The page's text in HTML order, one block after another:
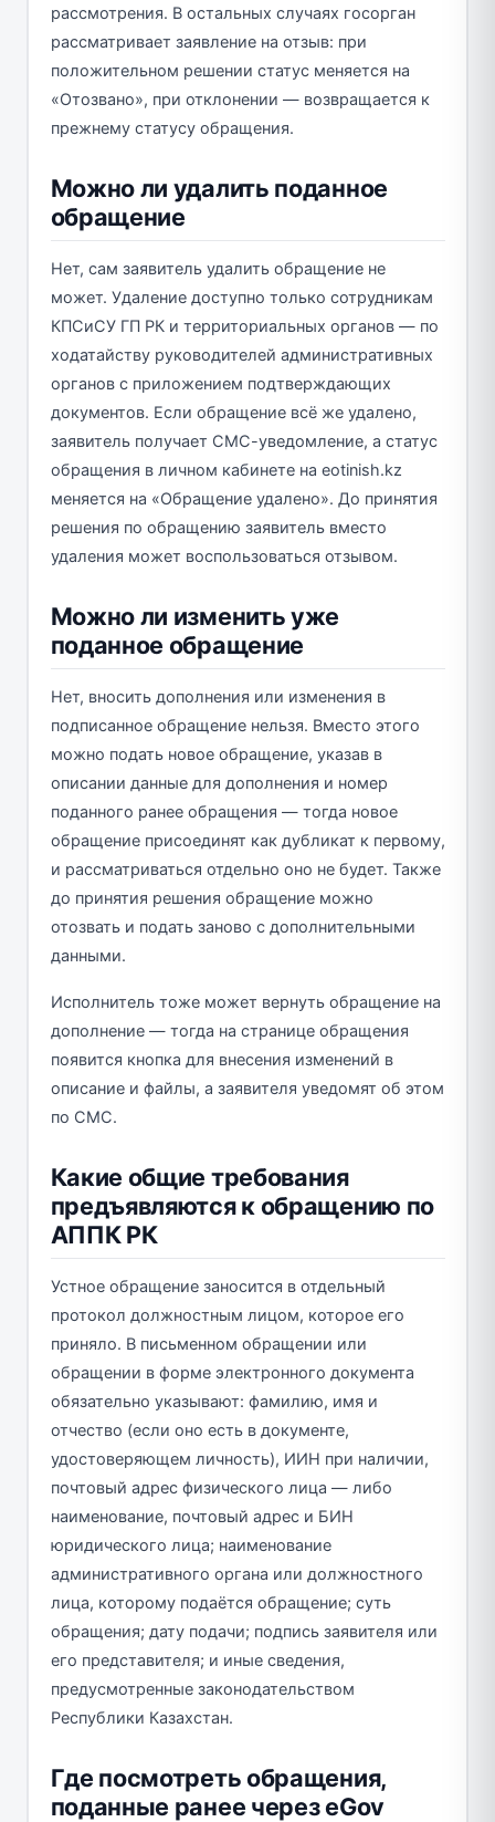
рассмотрения. В остальных случаях госорган
рассматривает заявление на отзыв: при
положительном решении статус меняется на
«Отозвано», при отклонении — возвращается к
прежнему статусу обращения.
Можно ли удалить поданное
обращение
Нет, сам заявитель удалить обращение не
может. Удаление доступно только сотрудникам
КПСиСУ ГП РК и территориальных органов — по
ходатайству руководителей административных
органов с приложением подтверждающих
документов. Если обращение всё же удалено,
заявитель получает СМС-уведомление, а статус
обращения в личном кабинете на eotinish.kz
меняется на «Обращение удалено». До принятия
решения по обращению заявитель вместо
удаления может воспользоваться отзывом.
Можно ли изменить уже
поданное обращение
Нет, вносить дополнения или изменения в
подписанное обращение нельзя. Вместо этого
можно подать новое обращение, указав в
описании данные для дополнения и номер
поданного ранее обращения — тогда новое
обращение присоединят как дубликат к первому,
и рассматриваться отдельно оно не будет. Также
до принятия решения обращение можно
отозвать и подать заново с дополнительными
данными.
Исполнитель тоже может вернуть обращение на
дополнение — тогда на странице обращения
появится кнопка для внесения изменений в
описание и файлы, а заявителя уведомят об этом
по СМС.
Какие общие требования
предъявляются к обращению по
АППК РК
Устное обращение заносится в отдельный
протокол должностным лицом, которое его
приняло. В письменном обращении или
обращении в форме электронного документа
обязательно указывают: фамилию, имя и
отчество (если оно есть в документе,
удостоверяющем личность), ИИН при наличии,
почтовый адрес физического лица — либо
наименование, почтовый адрес и БИН
юридического лица; наименование
административного органа или должностного
лица, которому подаётся обращение; суть
обращения; дату подачи; подпись заявителя или
его представителя; и иные сведения,
предусмотренные законодательством
Республики Казахстан.
Где посмотреть обращения,
поданные ранее через eGov